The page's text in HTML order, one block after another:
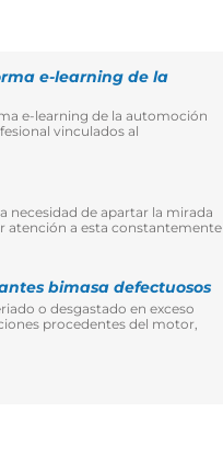
e-learning de la
e-learning de la automoción
vinculados al
necesidad de apartar la mirada
atención a esta constantemente
bimasa defectuosos
o desgastado en exceso
procedentes del motor,